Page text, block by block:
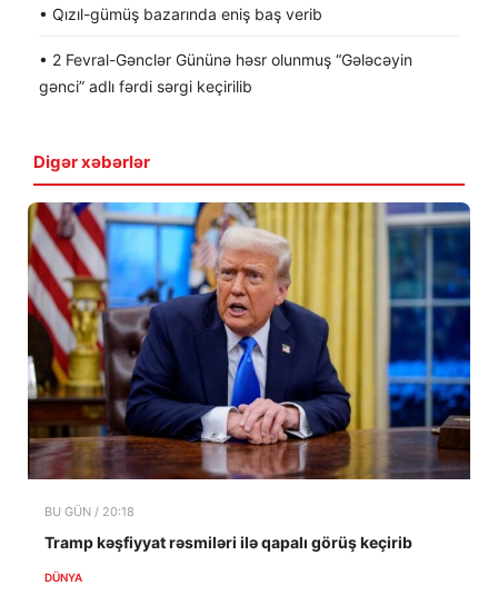
• Qızıl-gümüş bazarında eniş baş verib
• 2 Fevral-Gənclər Gününə həsr olunmuş “Gələcəyin
gənci” adlı fərdi sərgi keçirilib
Digər xəbərlər
BU GÜN / 20:18
Tramp kəşfiyyat rəsmiləri ilə qapalı görüş keçirib
DÜNYA